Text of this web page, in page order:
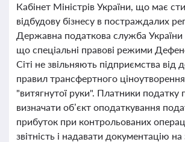
Кабінет Міністрів України, що має
відбудову бізнесу в постраждалих
Державна податкова служба
що спеціальні правові режими
Сіті не звільняють підприємства від
правил трансфертного
"витягнутої руки". Платники податку
визначати об’єкт оподаткування
прибуток при контрольованих
звітність і надавати документацію на